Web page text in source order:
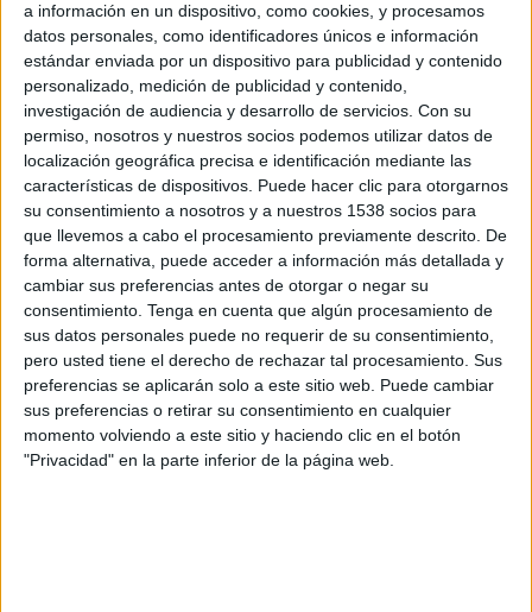
a información en un dispositivo, como cookies, y procesamos
datos personales, como identificadores únicos e información
estándar enviada por un dispositivo para publicidad y contenido
personalizado, medición de publicidad y contenido,
investigación de audiencia y desarrollo de servicios. Con su
permiso, nosotros y nuestros socios podemos utilizar datos de
localización geográfica precisa e identificación mediante las
características de dispositivos. Puede hacer clic para otorgarnos
su consentimiento a nosotros y a nuestros 1538 socios para
que llevemos a cabo el procesamiento previamente descrito. De
forma alternativa, puede acceder a información más detallada y
cambiar sus preferencias antes de otorgar o negar su
consentimiento. Tenga en cuenta que algún procesamiento de
sus datos personales puede no requerir de su consentimiento,
pero usted tiene el derecho de rechazar tal procesamiento. Sus
preferencias se aplicarán solo a este sitio web. Puede cambiar
sus preferencias o retirar su consentimiento en cualquier
momento volviendo a este sitio y haciendo clic en el botón
"Privacidad" en la parte inferior de la página web.
La agencia de medios será la encargada de llevar
a cabo la campaña de respuesta directa durante
este año, contribuyendo a impulsar el servicio de
SEM, el canal de display y el impacto de los social
ads del anunciante.
El operador de telecomunicacionesMásMóvilha confiado en Digital Group para
impulsar su estrategia publicitaria orientada a concretar ventas a través de canales
digitales. Para ello la agencia diseñará e implementará campañas de respuesta
directa, en coherencia con el SEM, con el canal de display, y con los canales de
captación en redes sociales. Además, Digital Group facilitará el cierre de acuerdos
con los grandes afiliados. De este modo, la agencia de medios se centrará en la
gestión integral de los datos del cliente, así como en la generación de modelos de
atribución optimizados de manera continua.
Con el objetivo de trabajar con máxima consistencia, eficacia y agilidad, Digital
Group, gestionará además otros medios digitales, tales como display, emailing, las
redes de afiliación, y las campañas de buscadores y redes sociales.